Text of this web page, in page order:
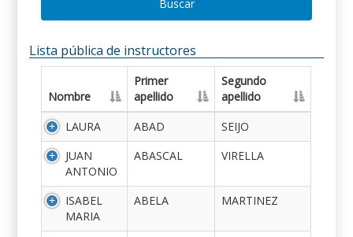
Buscar
Lista pública de instructores
Nombre
Primer
apellido
Segundo
apellido
LAURA
ABAD
SEIJO
JUAN
ANTONIO
ABASCAL VIRELLA
ISABEL
MARIA
ABELA MARTINEZ